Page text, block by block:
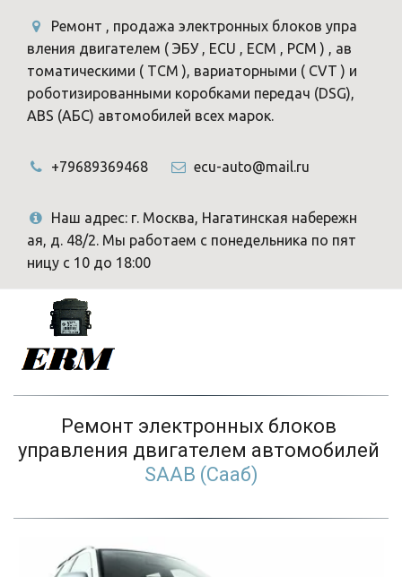
Ремонт , продажа электронных блоков упра
вления двигателем ( ЭБУ , ECU , ECM , PCM ) , ав
томатическими ( TCM ), вариаторными ( CVT ) и
роботизированными коробками передач (DSG),
ABS (АБС) автомобилей всех марок.
+79689369468 ecu-auto@mail.ru
Наш адрес: г. Москва, Нагатинская набережн
ая, д. 48/2. Мы работаем с понедельника по пят
ницу с 10 до 18:00
Ремонт электронных блоков
SAAB (Сааб)